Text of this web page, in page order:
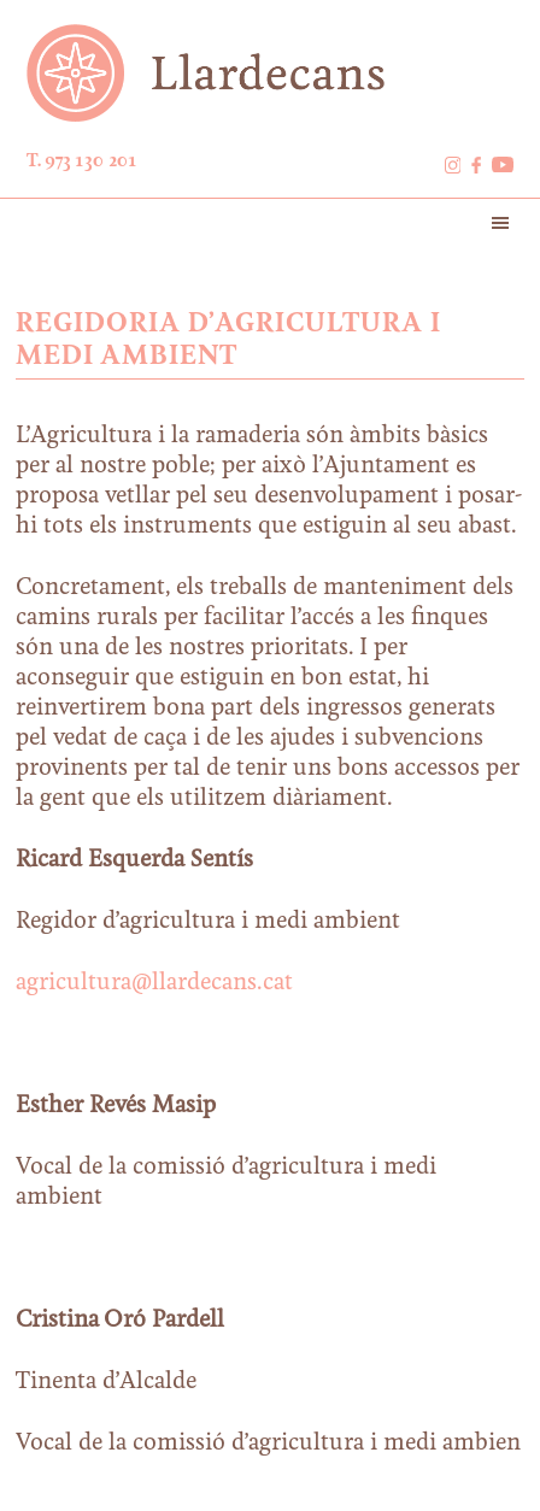
T. 973 130 201
REGIDORIA D’AGRICULTURA I
MEDI AMBIENT
L’Agricultura i la ramaderia són àmbits bàsics
per al nostre poble; per això l’Ajuntament es
proposa vetllar pel seu desenvolupament i posar-
hi tots els instruments que estiguin al seu abast.
Concretament, els treballs de manteniment dels
camins rurals per facilitar l’accés a les finques
són una de les nostres prioritats. I per
aconseguir que estiguin en bon estat, hi
reinvertirem bona part dels ingressos generats
pel vedat de caça i de les ajudes i subvencions
provinents per tal de tenir uns bons accessos per
la gent que els utilitzem diàriament.
Ricard Esquerda Sentís
Regidor d’agricultura i medi ambient
agricultura@llardecans.cat
Esther Revés Masip
Vocal de la comissió d’agricultura i medi
ambient
Cristina Oró Pardell
Tinenta d’Alcalde
Vocal de la comissió d’agricultura i medi ambien